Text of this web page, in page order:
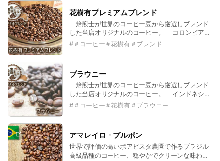
花樹有プレミアムブレンド
焙煎士が世界のコーヒー豆から厳選しブレンド
した当店オリジナルのコーヒー。 コロンビア産
の豆をメインにブレンドしました。コーヒー全体
#＃コーヒー＃花樹有＃ブレンド
ブラウニー
焙煎士が世界のコーヒー豆から厳選しブレンド
した当店オリジナルのコーヒー。 インドネシア
産の豆をメインにブレンドしました。滑らかで深
#＃コーヒー＃花樹有＃ブラウニー
アマレイロ・ブルボン
世界で評価の高いボアビスタ農園で作るブラジル
高級品種のコーヒー、穏やかでクリーンな味わい